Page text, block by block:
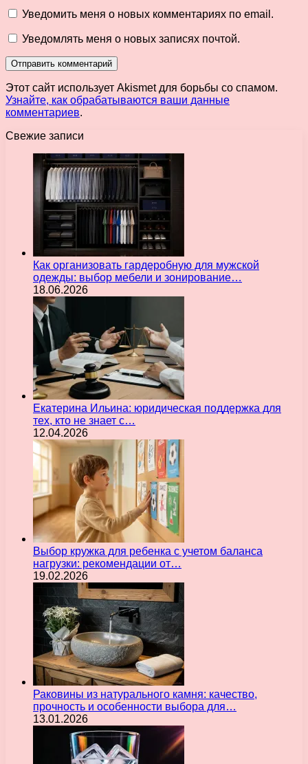
Уведомить меня о новых комментариях по email.
Уведомлять меня о новых записях почтой.
Этот сайт использует Akismet для борьбы со спамом.
Узнайте, как обрабатываются ваши данные
комментариев.
Свежие записи
Как организовать гардеробную для мужской
одежды: выбор мебели и зонирование…
18.06.2026
Екатерина Ильина: юридическая поддержка для
тех, кто не знает с…
12.04.2026
Выбор кружка для ребенка с учетом баланса
нагрузки: рекомендации от…
19.02.2026
Раковины из натурального камня: качество,
прочность и особенности выбора для…
13.01.2026